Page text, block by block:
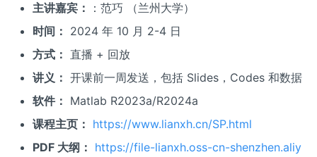
主讲嘉宾：
：范巧 （兰州大学）
时间： 2024 年 10 月 2-4 日
方式： 直播 + 回放
讲义： 开课前一周发送，包括 Slides，Codes 和数据
软件： Matlab R2023a/R2024a
课程主页： https://www.lianxh.cn/SP.html
PDF 大纲： https://file-lianxh.oss-cn-shenzhen.aliy